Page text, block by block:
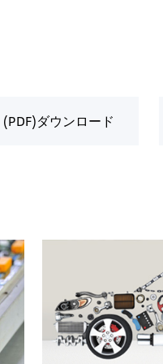
ダウンロード